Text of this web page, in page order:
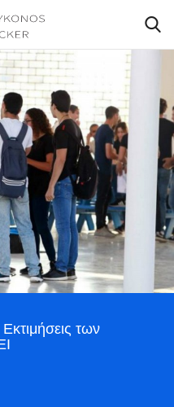
των